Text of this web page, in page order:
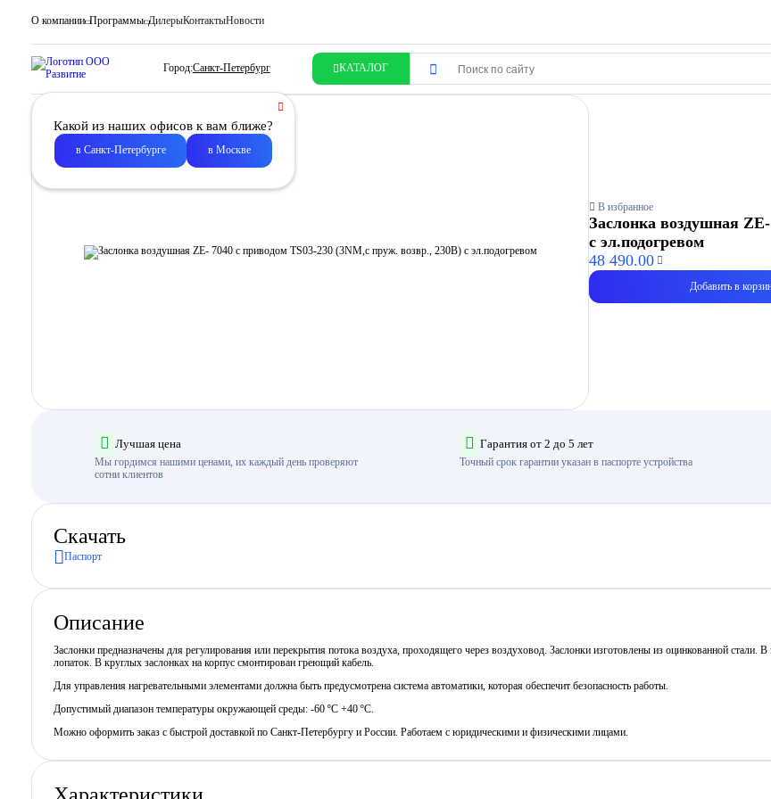
О компании Программы ДилерыКонтактыНовости
Город:Санкт-Петербург КАТАЛОГ
Какой из наших офисов к вам ближе?
в Санкт-Петербурге в Москве
В избранное
Заслонка воздушная
с эл.подогревом
48 490.00
Добавить в
Лучшая цена
Мы гордимся нашими ценами, их каждый день проверяют
сотни клиентов
Гарантия от 2 до 5 лет
Точный срок гарантии указан в паспорте устройства
Скачать
Паспорт
Описание
Заслонки предназначены для регулирования или перекрытия потока воздуха, проходящего через воздуховод. Заслонки изготовлены из оцинкованной
лопаток. В круглых заслонках на корпус смонтирован греющий кабель.
Для управления нагревательными элементами должна быть предусмотрена система автоматики, которая обеспечит безопасность работы.
Допустимый диапазон температуры окружающей среды: -60 ºС +40 ºС.
Можно оформить заказ с быстрой доставкой по Санкт-Петербургу и России. Работаем с юридическими и физическими лицами.